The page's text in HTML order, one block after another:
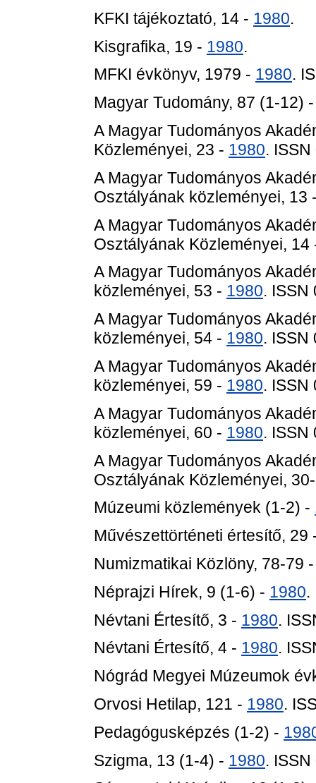
KFKI tájékoztató, 14 - 1980.
Kisgrafika, 19 - 1980.
MFKI évkönyv, 1979 - 1980.
Magyar Tudomány, 87 (1-12)
A Magyar Tudományos
Közleményei, 23 - 1980.
A Magyar Tudományos
Osztályának közleményei, 13
A Magyar Tudományos
Osztályának Közleményei,
A Magyar Tudományos
közleményei, 53 - 1980. ISSN
A Magyar Tudományos
közleményei, 54 - 1980. ISSN
A Magyar Tudományos
közleményei, 59 - 1980. ISSN
A Magyar Tudományos
közleményei, 60 - 1980. ISSN
A Magyar Tudományos
Osztályának Közleményei,
Múzeumi közlemények (1-2) -
Művészettörténeti értesítő, 29
Numizmatikai Közlöny, 78-79
Néprajzi Hírek, 9 (1-6) - 1980.
Névtani Értesítő, 3 - 1980.
Névtani Értesítő, 4 - 1980.
Nógrád Megyei Múzeumok
Orvosi Hetilap, 121 - 1980.
Pedagógusképzés (1-2) -
Szigma, 13 (1-4) - 1980.